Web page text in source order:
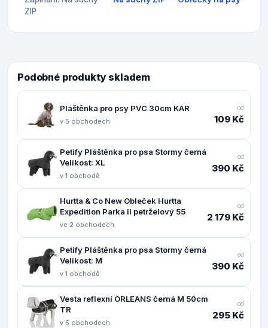
ZIP
Podobné produkty skladem
Pláštěnka pro psy PVC 30cm KAR
v 5 obchodech
od
109 Kč
Petify Pláštěnka pro psa Stormy černá
Velikost: XL
v 1 obchodě
od
390 Kč
Hurtta & Co New Obleček Hurtta
Expedition Parka II petrželový 55
ve 2 obchodech
od
2 179 Kč
Petify Pláštěnka pro psa Stormy černá
Velikost: M
v 1 obchodě
od
390 Kč
Vesta reflexní ORLEANS černá M 50cm
TR
v 5 obchodech
od
295 Kč